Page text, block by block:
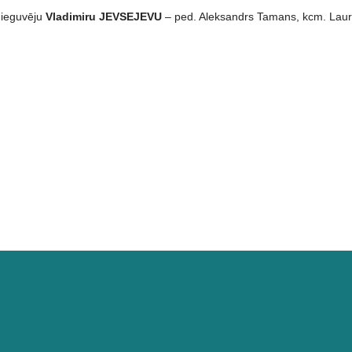
Vladimiru JEVSEJEVU – ped. Aleksandrs Tamans, kcm.
OF SOUNDS laureātes!